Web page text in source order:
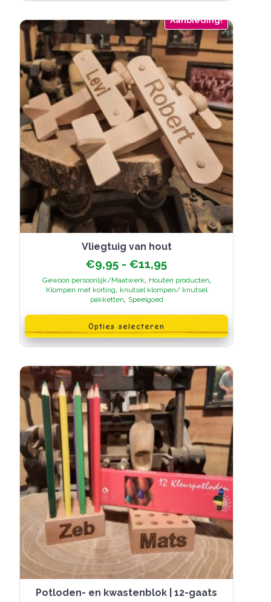
variaties.
optie
kan
gekozen
worden
op
de
productpagina
Aanbieding!
vliegtuig van hout
€9,95 - €11,95Prijsklasse:
€9,95
tot
Gewoon persoonlijk/Maatwerk, Houten producten,
Klompen met korting, knutsel klompen/ knutsel
pakketten, Speelgoed
Opties selecteren
product
heeft
meerdere
variaties.
optie
kan
gekozen
worden
op
de
productpagina
Potloden- en kwastenblok | 12-gaats